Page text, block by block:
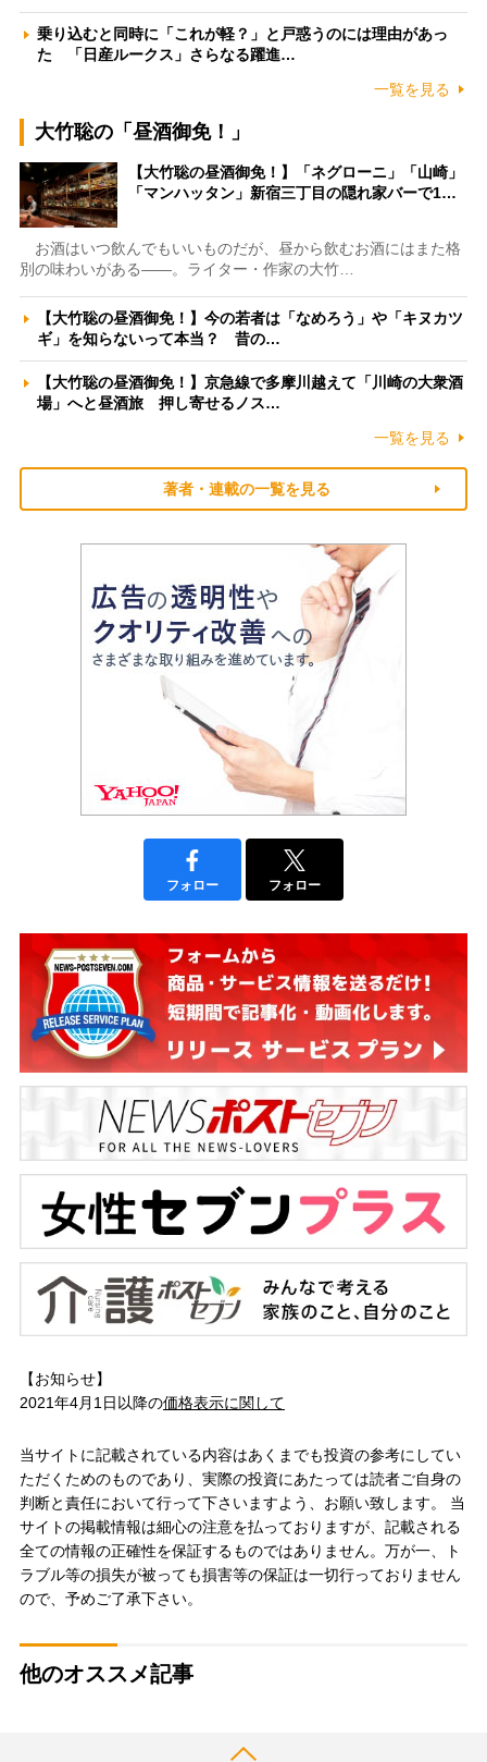
乗り込むと同時に「これが軽？」と戸惑うのには理由があっ
た 「日産ルークス」さらなる躍進…
一覧を見る
大竹聡の「昼酒御免！」
【大竹聡の昼酒御免！】「ネグローニ」「山崎」
「マンハッタン」新宿三丁目の隠れ家バーで1…
お酒はいつ飲んでもいいものだが、昼から飲むお酒にはまた格
別の味わいがある――。ライター・作家の大竹…
【大竹聡の昼酒御免！】今の若者は「なめろう」や「キヌカツ
ギ」を知らないって本当？ 昔の…
【大竹聡の昼酒御免！】京急線で多摩川越えて「川崎の大衆酒
場」へと昼酒旅 押し寄せるノス…
一覧を見る
著者・連載の一覧を見る
フォロー フォロー
【お知らせ】
2021年4月1日以降の価格表示に関して
当サイトに記載されている内容はあくまでも投資の参考にしてい
ただくためのものであり、実際の投資にあたっては読者ご自身の
判断と責任において行って下さいますよう、お願い致します。 当
サイトの掲載情報は細心の注意を払っておりますが、記載される
全ての情報の正確性を保証するものではありません。万が一、ト
ラブル等の損失が被っても損害等の保証は一切行っておりません
ので、予めご了承下さい。
他のオススメ記事